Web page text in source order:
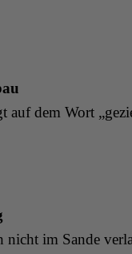
auf dem Wort
im Sande